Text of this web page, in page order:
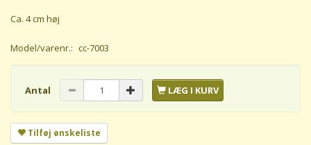
Ca. 4 cm høj
Model/varenr.: cc-7003
Antal LÆG I KURV
Tilføj ønskeliste